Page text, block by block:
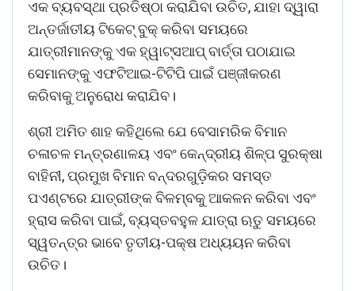
ଏକ ବ୍ୟବସ୍ଥା ପ୍ରତିଷ୍ଠା କରାଯିବା ଉଚିତ, ଯାହା ଦ୍ୱାରା
ଅନ୍ତର୍ଜାତୀୟ ଟିକେଟ୍ ବୁକ୍ କରିବା ସମୟରେ
ଯାତ୍ରୀମାନଙ୍କୁ ଏକ ହ୍ୱାଟ୍ସଆପ୍ ବାର୍ତ୍ତା ପଠାଯାଇ
ସେମାନଙ୍କୁ ଏଫଟିଆଇ-ଟିଟିପି ପାଇଁ ପଞ୍ଜୀକରଣ
କରିବାକୁ ଅନୁରୋଧ କରାଯିବ।
ଶ୍ରୀ ଅମିତ ଶାହ କହିଥିଲେ ଯେ ବେସାମରିକ ବିମାନ
ଚଳାଚଳ ମନ୍ତ୍ରଣାଳୟ ଏବଂ କେନ୍ଦ୍ରୀୟ ଶିଳ୍ପ ସୁରକ୍ଷା
ବାହିନୀ, ପ୍ରମୁଖ ବିମାନ ବନ୍ଦରଗୁଡ଼ିକର ସମସ୍ତ
ପଏଣ୍ଟରେ ଯାତ୍ରୀଙ୍କ ବିଳମ୍ବକୁ ଆକଳନ କରିବା ଏବଂ
ହ୍ରାସ କରିବା ପାଇଁ, ବ୍ୟସ୍ତବହୁଳ ଯାତ୍ରା ଋତୁ ସମୟରେ
ସ୍ୱତନ୍ତ୍ର ଭାବେ ତୃତୀୟ-ପକ୍ଷ ଅଧ୍ୟୟନ କରିବା
ଉଚିତ।